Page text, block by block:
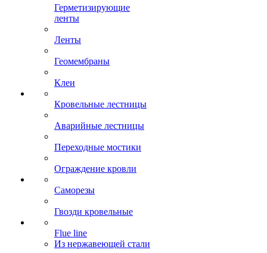
Герметизирующие
ленты
Ленты
Геомембраны
Клеи
Кровельные лестницы
Аварийные лестницы
Переходные мостики
Ограждение кровли
Саморезы
Гвозди кровельные
Flue line
Из нержавеющей стали